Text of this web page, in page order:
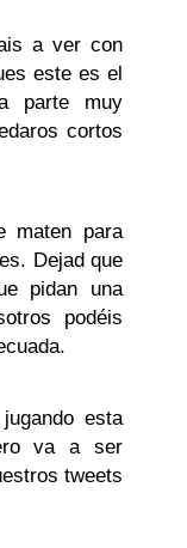
a ver con
este es el
parte muy
cortos
maten para
Dejad que
pidan una
podéis
esta
va a ser
tweets